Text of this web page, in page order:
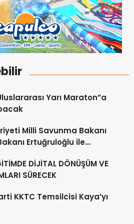
Yarı Maraton”a
Milli Savunma Bakanı
Ertuğruloğlu ile
DİJİTAL DÖNÜŞÜM VE
SÜRECEK
KKTC Temsilcisi Kaya’yı